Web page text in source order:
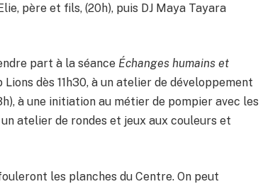
père et fils, (20h), puis DJ Maya Tayara
part à la séance Échanges humains et
Lions dès 11h30, à un atelier de développement
à une initiation au métier de pompier avec les
atelier de rondes et jeux aux couleurs et
les planches du Centre. On peut